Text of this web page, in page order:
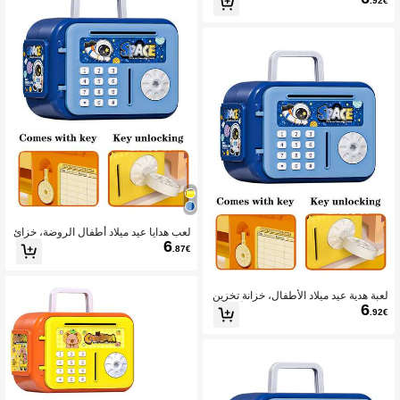
ت والمكافآت، صندوق نقود صغير، هدية ب
إلكترونية، لا توجد بطارية مدمجة، كما هو
موضح في صفحة التفاصيل)
لعبة هدية عيد ميلاد الأطفال، خزانة تخزين
كلمة المرور، صندوق نقود ATM للأطفال،
خيالي على شكل دب أسود/رائد فضاء/حص
6.92€
بة للأولاد، لعبة للبنات (هذا المنتج ليس له
وظيفة إلكترونية، لا يوجد بطارية مدمجة، ا
لتفاصيل موضحة على صفحة المنتج)
لعب هدايا عيد ميلاد أطفال الروضة، خزائ
ن تخزين كلمة المرور، صناديق نقود ATM
للأطفال، خيالي دب/رائد فضاء/حصان، صن
مصدر طاقة، معروض على صفحة التفاص
6.87€